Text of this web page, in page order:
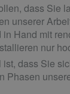
dass Sie
unserer
in Hand mit
nur
ist, dass Sie
Phasen